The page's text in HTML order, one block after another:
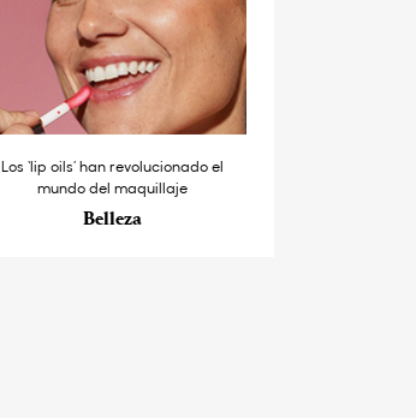
Los ‘lip oils’ han revolucionado el
mundo del maquillaje
Belleza